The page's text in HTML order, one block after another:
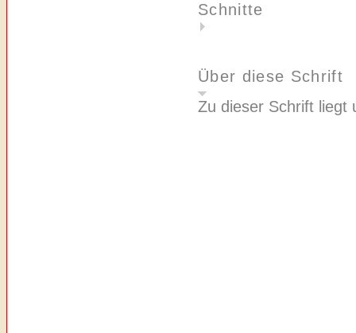
Schnitte
Über diese Schrift
Zu dieser Schrift liegt